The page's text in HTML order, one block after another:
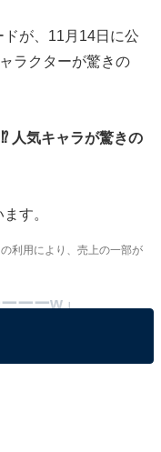
が、11月14日に公
ラクターが驚きの
人気キャラが驚きの
す。
利用により、売上の一部が
ーーw」
「栗」のビジュア